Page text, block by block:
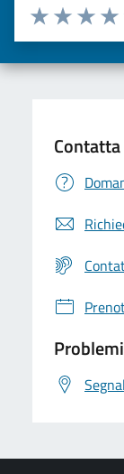
Valuta da 1 a 5
Valuta
Valuta 2
Valuta una